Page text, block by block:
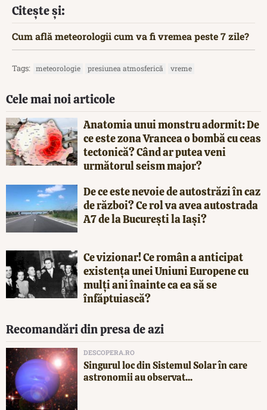
Citește și:
Cum află meteorologii cum va fi vremea peste 7 zile?
Tags: meteorologie presiunea atmosferică vreme
Cele mai noi articole
Anatomia unui monstru adormit: De
ce este zona Vrancea o bombă cu ceas
tectonică? Când ar putea veni
următorul seism major?
De ce este nevoie de autostrăzi în caz
de război? Ce rol va avea autostrada
A7 de la București la Iași?
Ce vizionar! Ce român a anticipat
existența unei Uniuni Europene cu
mulți ani înainte ca ea să se
înfăptuiască?
Recomandări din presa de azi
DESCOPERA.RO
Singurul loc din Sistemul Solar în care
astronomii au observat...